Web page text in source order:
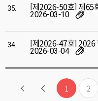
35.
2026-03-10
34.
2026-03-04
1 2